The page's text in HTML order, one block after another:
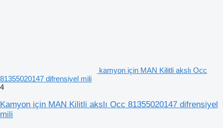
kamyon için MAN Kilitli akslı Occ
81355020147 difrensiyel mili
4
Kamyon için MAN Kilitli akslı Occ 81355020147 difrensiyel
mili